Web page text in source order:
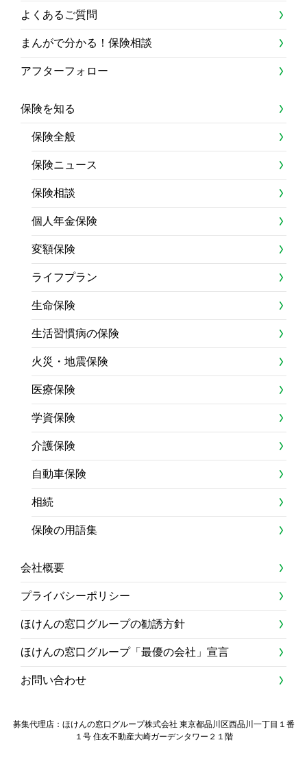
よくあるご質問
まんがで分かる！保険相談
アフターフォロー
保険を知る
保険全般
保険ニュース
保険相談
個人年金保険
変額保険
ライフプラン
生命保険
生活習慣病の保険
火災・地震保険
医療保険
学資保険
介護保険
自動車保険
相続
保険の用語集
会社概要
プライバシーポリシー
ほけんの窓口グループの勧誘方針
ほけんの窓口グループ「最優の会社」宣言
お問い合わせ
募集代理店：ほけんの窓口グループ株式会社 東京都品川区西品川一丁目１番
１号 住友不動産大崎ガーデンタワー２１階